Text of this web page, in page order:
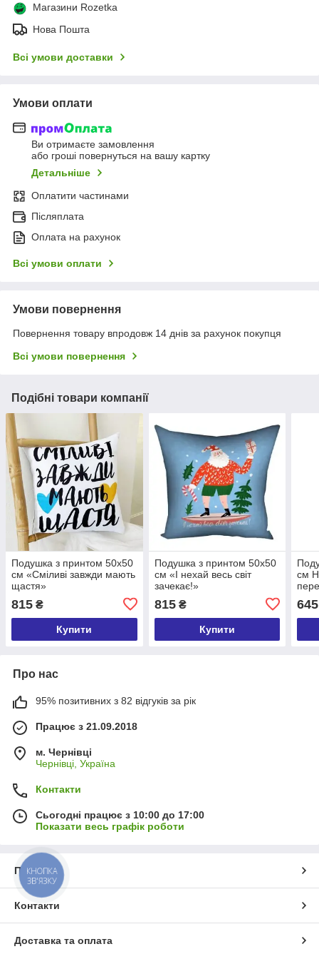
Магазини Rozetka
Нова Пошта
Всі умови доставки
Умови оплати
Ви отримаєте замовлення
або гроші повернуться на вашу картку
Детальніше
Оплатити частинами
Післяплата
Оплата на рахунок
Всі умови оплати
Умови повернення
Повернення товару впродовж 14 днів за рахунок покупця
Всі умови повернення
Подібні товари компанії
Подушка з принтом 50x50
см «Сміливі завжди мають
щастя»
815 ₴
Купити
Подушка з принтом 50x50
см «І нехай весь світ
зачекає!»
815₴
Купити
см
645
Про нас
95% позитивних з 82 відгуків за рік
Працює з 21.09.2018
м. Чернівці
Чернівці, Україна
Контакти
Сьогодні працює з 10:00 до 17:00
Показати весь графік роботи
Про нас
Контакти
Доставка та оплата
КНОПКА
ЗВ'ЯЗКУ